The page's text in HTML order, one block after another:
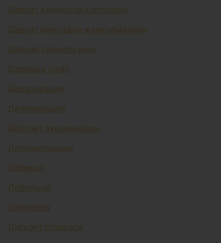
Давлат қимматли қоғозлари
Давлат мақсадли жамғармалари
Даврий тизимли риск
Даромад (соф)
Девальвация
Деноминация
Депозит аукционлари
Депонирование
Дефицит
Дефляция
Дивиденд
Дисконт ставкаси